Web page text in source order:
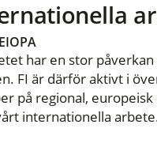
EIOPA
har en stor
FI är därför aktivt i
på regional, europeisk
internationella